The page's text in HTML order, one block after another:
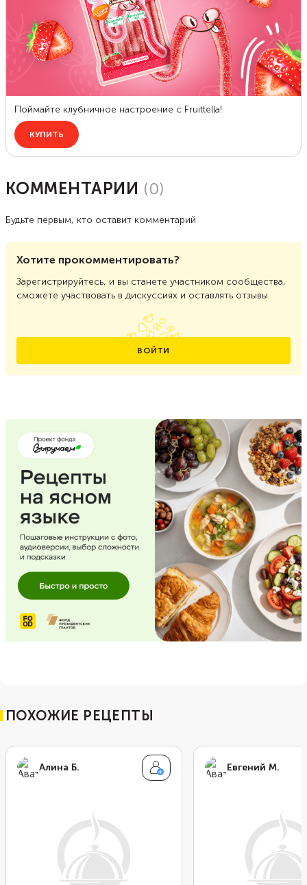
КОММЕНТАРИИ (0)
Будьте первым, кто оставит комментарий
Хотите прокомментировать?
Зарегистрируйтесь, и вы станете участником сообщества,
сможете участвовать в дискуссиях и оставлять отзывы
ВОЙТИ
ПОХОЖИЕ РЕЦЕПТЫ
Алина Б. Евгений М.